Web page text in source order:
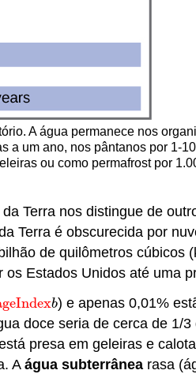
A água permanece nos
a um ano, nos pântanos por 1-
ou como permafrost por
Terra nos distingue de
Terra é obscurecida por
de quilômetros cúbicos
Estados Unidos até uma
b
b) e apenas 0,01%
doce seria de cerca de 1/
presa em geleiras e
A água subterrânea rasa